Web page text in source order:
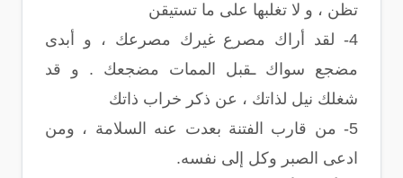
تظن ، و لا تغلبها على ما تستيقن
4- لقد أراك مصرع غيرك مصرعك ، و أبدى
مضجع سواك ـقبل الممات مضجعك . و قد
شغلك نيل لذاتك ، عن ذكر خراب ذاتك
5- من قارب الفتنة بعدت عنه السلامة ، ومن
ادعى الصبر وكل إلى نفسه.